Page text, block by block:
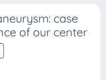
case
of our center